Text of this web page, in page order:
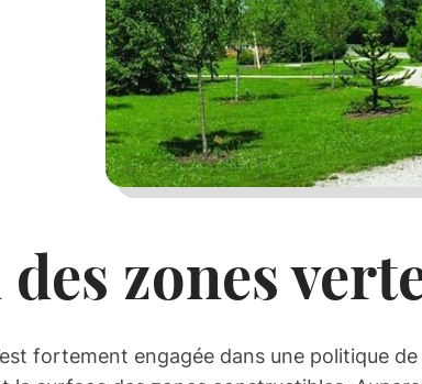
zones
fortement engagée dans une politique